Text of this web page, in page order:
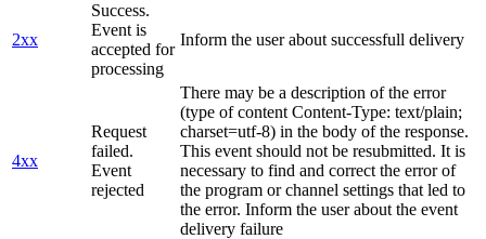
2xx
Success.
Event is
accepted for
processing
Inform the user about successfull delivery
4xx
Request
failed.
Event
rejected
There may be a description of the error
(type of content Content-Type: text/plain;
charset=utf-8) in the body of the response.
This event should not be resubmitted. It is
necessary to find and correct the error of
the program or channel settings that led to
the error. Inform the user about the event
delivery failure